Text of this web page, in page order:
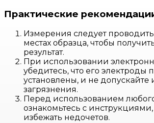
Практические
Измерения следует
местах образца, чтобы
результат.
При использовании
убедитесь, что его электроды
установлены, и не допускайте
загрязнения.
Перед использованием
ознакомьтесь с инструкциями,
избежать недочетов.